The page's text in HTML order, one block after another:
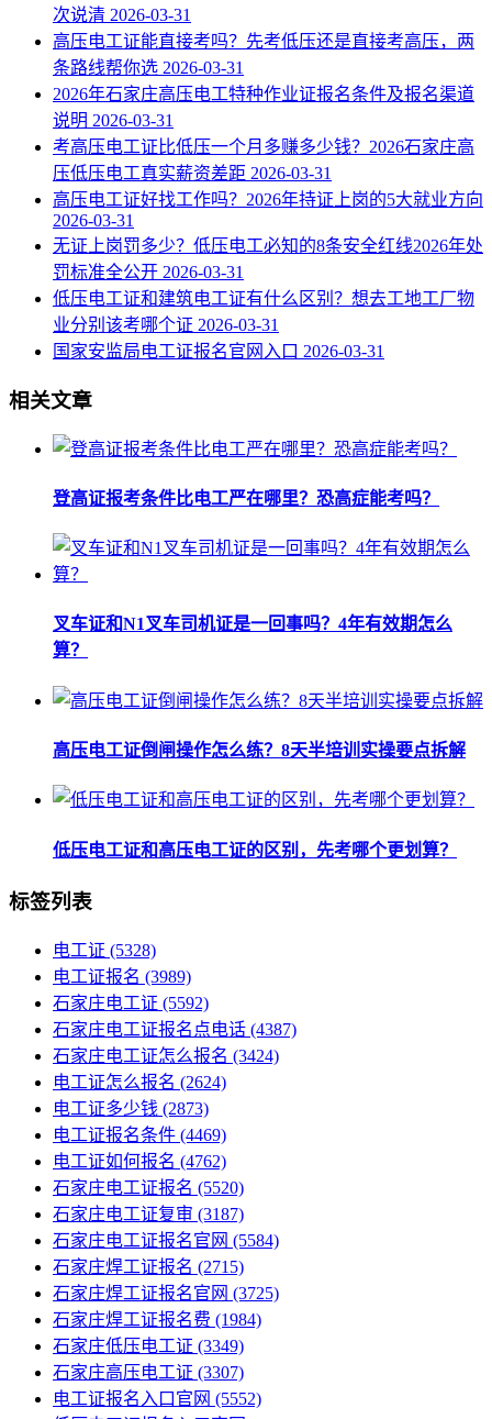
次说清 2026-03-31
高压电工证能直接考吗？先考低压还是直接考高压，两
条路线帮你选 2026-03-31
2026年石家庄高压电工特种作业证报名条件及报名渠道
说明 2026-03-31
考高压电工证比低压一个月多赚多少钱？2026石家庄高
压低压电工真实薪资差距 2026-03-31
高压电工证好找工作吗？2026年持证上岗的5大就业方向
2026-03-31
无证上岗罚多少？低压电工必知的8条安全红线2026年处
罚标准全公开 2026-03-31
低压电工证和建筑电工证有什么区别？想去工地工厂物
业分别该考哪个证 2026-03-31
国家安监局电工证报名官网入口 2026-03-31
相关文章
登高证报考条件比电工严在哪里？恐高症能考吗？
叉车证和N1叉车司机证是一回事吗？4年有效期怎么
算？
高压电工证倒闸操作怎么练？8天半培训实操要点拆解
低压电工证和高压电工证的区别，先考哪个更划算？
标签列表
电工证 (5328)
电工证报名 (3989)
石家庄电工证 (5592)
石家庄电工证报名点电话 (4387)
石家庄电工证怎么报名 (3424)
电工证怎么报名 (2624)
电工证多少钱 (2873)
电工证报名条件 (4469)
电工证如何报名 (4762)
石家庄电工证报名 (5520)
石家庄电工证复审 (3187)
石家庄电工证报名官网 (5584)
石家庄焊工证报名 (2715)
石家庄焊工证报名官网 (3725)
石家庄焊工证报名费 (1984)
石家庄低压电工证 (3349)
石家庄高压电工证 (3307)
电工证报名入口官网 (5552)